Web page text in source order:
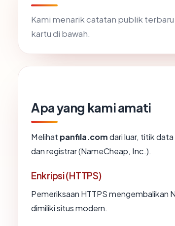
Kami menarik catatan publik
kartu di bawah.
Apa yang kami amati
Melihat panfila.comdari luar, titik
dan registrar (NameCheap, Inc.).
Enkripsi (HTTPS)
Pemeriksaan HTTPS mengembalikan
dimiliki situs modern.